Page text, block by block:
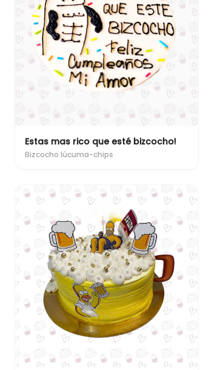
Estas mas rico que esté bizcocho!
Bizcocho lúcuma-chips